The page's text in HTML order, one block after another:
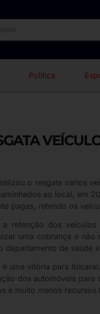
Política
o resgate varios
ao local, em
pagas, retendo os
retenção dos
uma cobrança e
de saúde
uma vitória para
dos automóveis
e muito menos